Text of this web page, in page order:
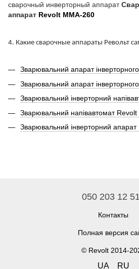
сварочный инверторный аппарат
аппарат Revolt MMA-260
4. Какие сварочные аппараты Револьт
Зварювальний апарат
Зварювальний апарат
Зварювальний інверторний
Зварювальний напівавтомат
Зварювальний інверторний
050 203 12 51
Контакты
Полная версия
© Revolt 2014-
UA RU